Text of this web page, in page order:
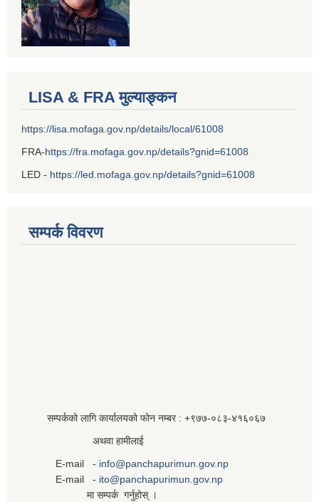
LISA & FRA मुल्याङ्कन
https://lisa.mofaga.gov.np/details/local/61008
FRA-https://fra.mofaga.gov.np/details?gnid=61008
LED - https://led.mofaga.gov.np/details?gnid=61008
सम्पर्क विवरण
सम्पर्कको लागि कार्यालयको फोन नम्बर : +९७७-०८३‍-४१६०६७
अथवा हामीलाई
E-mail - info@panchapurimun.gov.np
E-mail - ito@panchapurimun.gov.np
मा सम्पर्क गर्नुहोस् ।